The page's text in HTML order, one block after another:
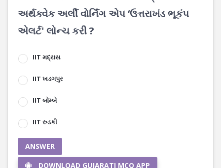
અર્થક્વેક અર્લી વોર્નિંગ એપ ‘ઉત્તરાખંડ ભૂકંપ
એલર્ટ' લોન્ચ કરી ?
IIT મદ્રાસ
IIT ખડગપુર
IIT બોમ્બે
IIT રુડકી
ANSWER
DOWNLOAD GUJARATI MCQ APP